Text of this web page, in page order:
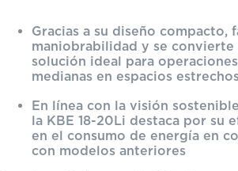
Gracias a su diseño compacto,
maniobrabilidad y se convierte
solución ideal para
medianas en espacios
En línea con la visión
la KBE 18-20Li destaca por su
en el consumo de energía en
con modelos anteriores